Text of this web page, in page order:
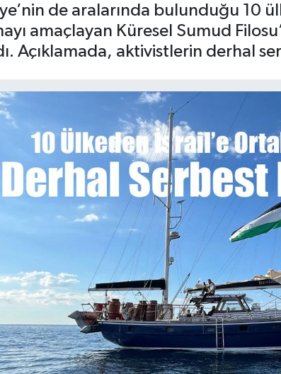
de aralarında bulunduğu 10
amaçlayan Küresel Sumud
Açıklamada, aktivistlerin derhal